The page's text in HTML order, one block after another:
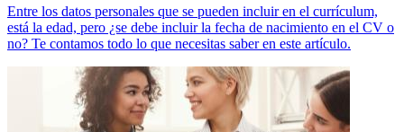
Entre los datos personales que se pueden incluir en el currículum,
está la edad, pero ¿se debe incluir la fecha de nacimiento en el CV o
no? Te contamos todo lo que necesitas saber en este artículo.